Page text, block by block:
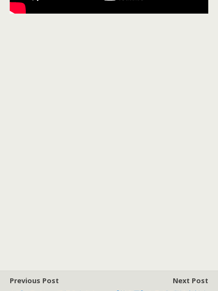
Previous Post
Next Post